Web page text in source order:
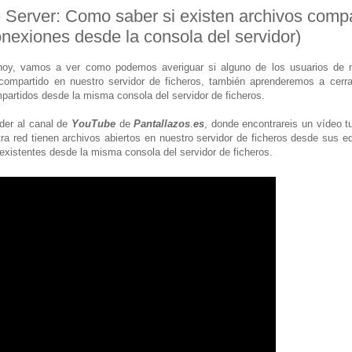
Como saber si existen archivos
desde la consola del servidor)
vamos a ver como podemos averiguar si alguno de los usuarios de
en nuestro servidor de ficheros, también aprenderemos a
desde la misma consola del servidor de ficheros.
al canal de YouTube dePantallazos .es , donde encontrareis un vídeo
red tienen archivos abiertos en nuestro servidor de ficheros desde sus
desde la misma consola del servidor de ficheros.